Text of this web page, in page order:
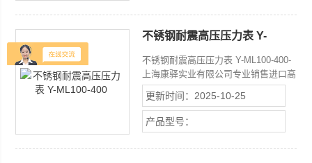
不锈钢耐震高压压力表 Y-
不锈钢耐震高压压力表 Y-ML100-400-
上海康驿实业有限公司专业销售进口高
压压力表高精度等级一般压力表系列，
一般压力表量程广，品种型号多，特性
优良，螺纹规格齐全
更新时间：2025-10-25
产品型号：